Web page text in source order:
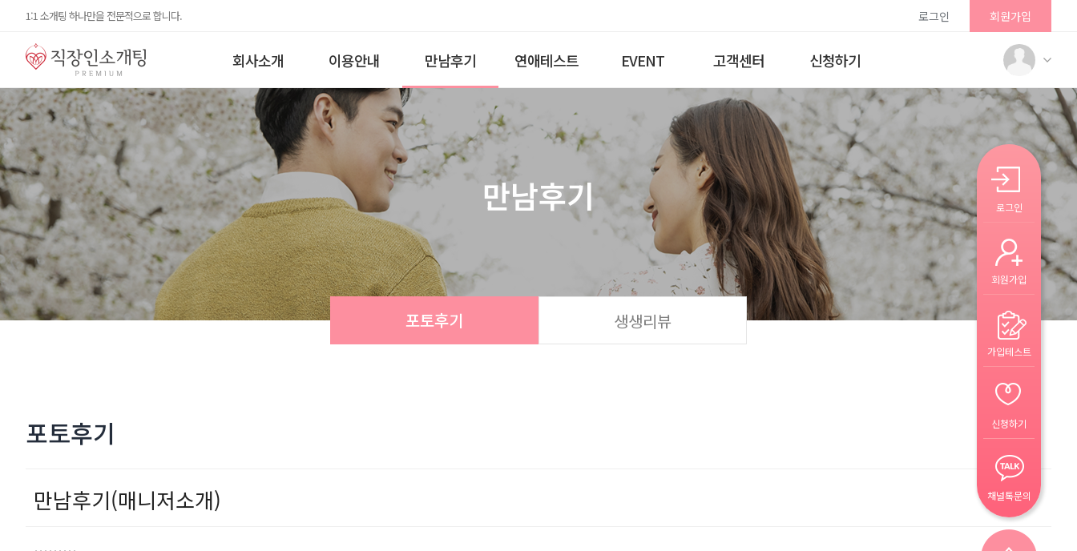
1:1 소개팅 하나만을 전문적으로 합니다. 로그인 회원가입
회사소개 이용안내 만남후기 연애테스트 EVENT 고객센터 신청하기
만남후기
포토후기 생생리뷰
포토후기
만남후기(매니저소개)
로그인
회원가입
가입테스트
신청하기
채널톡문의